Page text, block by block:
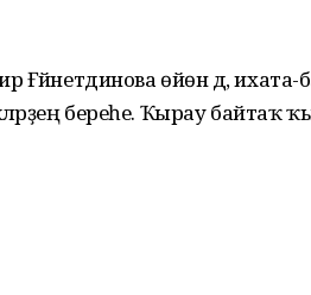
Ғәйнетдинова өйөн дә, ихата-
береһе. Ҡырау байтаҡ ҡына